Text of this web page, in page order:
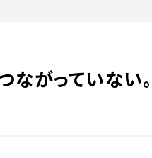
ながっていない。